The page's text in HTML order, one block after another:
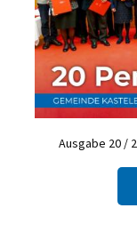
Ausgabe 20 /